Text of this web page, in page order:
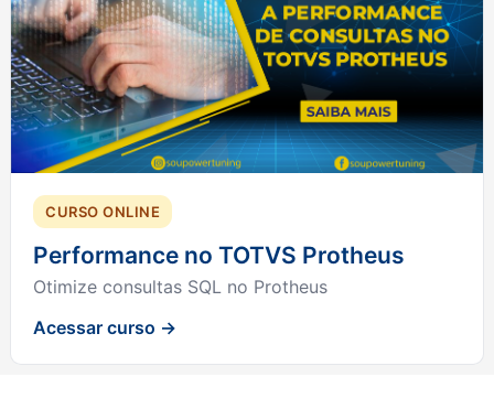
CURSO ONLINE
Performance no TOTVS Protheus
Otimize consultas SQL no Protheus
Acessar curso →